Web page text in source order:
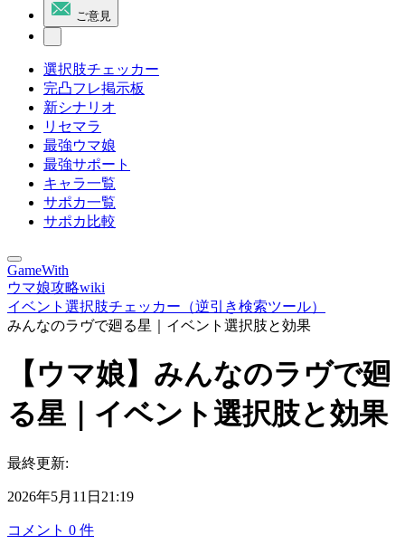
ご意見
選択肢チェッカー
完凸フレ掲示板
新シナリオ
リセマラ
最強ウマ娘
最強サポート
キャラ一覧
サポカ一覧
サポカ比較
GameWith
ウマ娘攻略wiki
イベント選択肢チェッカー（逆引き検索ツール）
みんなのラヴで廻る星｜イベント選択肢と効果
【ウマ娘】みんなのラヴで廻
る星｜イベント選択肢と効果
最終更新:
2026年5月11日21:19
コメント 0 件